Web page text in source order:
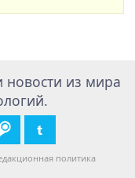
новости из мира
политика